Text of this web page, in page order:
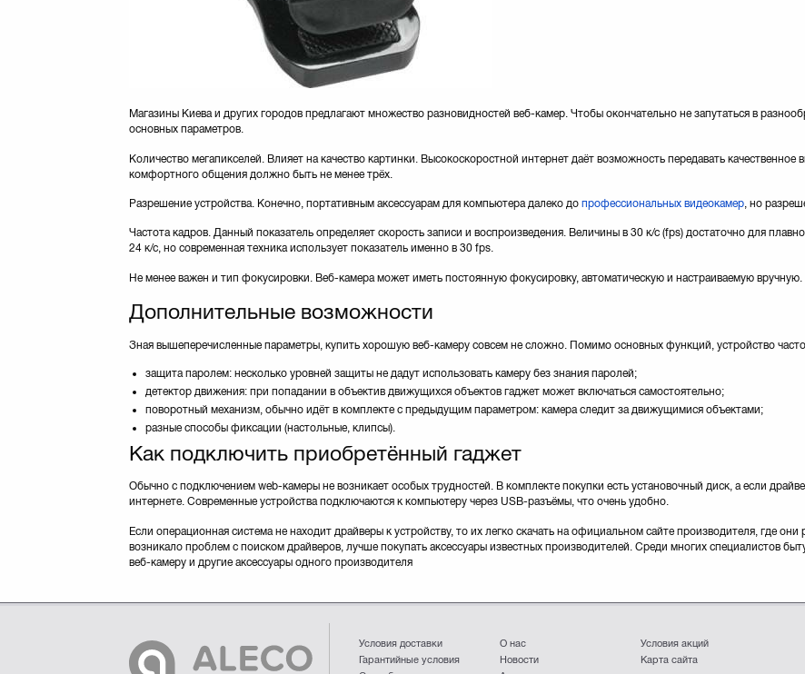
Магазины Киева и других городов предлагают множество разновидностей веб-камер. Чтобы окончательно не запутаться в
основных параметров.
Количество мегапикселей. Влияет на качество картинки. Высокоскоростной интернет даёт возможность передавать
комфортного общения должно быть не менее трёх.
Разрешение устройства. Конечно, портативным аксессуарам для компьютера далеко до профессиональных видеокамер, но
Частота кадров. Данный показатель определяет скорость записи и воспроизведения. Величины в 30 к/с (fps) достаточно для
24 к/с, но современная техника использует показатель именно в 30 fps.
Не менее важен и тип фокусировки. Веб-камера может иметь постоянную фокусировку, автоматическую и настраиваемую вручную.
Дополнительные возможности
Зная вышеперечисленные параметры, купить хорошую веб-камеру совсем не сложно. Помимо основных функций, устройство
защита паролем: несколько уровней защиты не дадут использовать камеру без знания паролей;
детектор движения: при попадании в объектив движущихся объектов гаджет может включаться самостоятельно;
поворотный механизм, обычно идёт в комплекте с предыдущим параметром: камера следит за движущимися объектами;
разные способы фиксации (настольные, клипсы).
Как подключить приобретённый гаджет
Обычно с подключением web-камеры не возникает особых трудностей. В комплекте покупки есть установочный диск, а если
интернете. Современные устройства подключаются к компьютеру через USB-разъёмы, что очень удобно.
Если операционная система не находит драйверы к устройству, то их легко скачать на официальном сайте производителя, где
возникало проблем с поиском драйверов, лучше покупать аксессуары известных производителей. Среди многих специалистов
веб-камеру и другие аксессуары одного производителя
Условия доставки
Гарантийные условия
О нас
Новости
Условия акций
Карта сайта